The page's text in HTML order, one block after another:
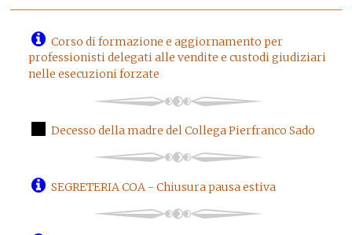
Corso di formazione e aggiornamento per
professionisti delegati alle vendite e custodi giudiziari
nelle esecuzioni forzate
Decesso della madre del Collega Pierfranco Sado
SEGRETERIA COA - Chiusura pausa estiva